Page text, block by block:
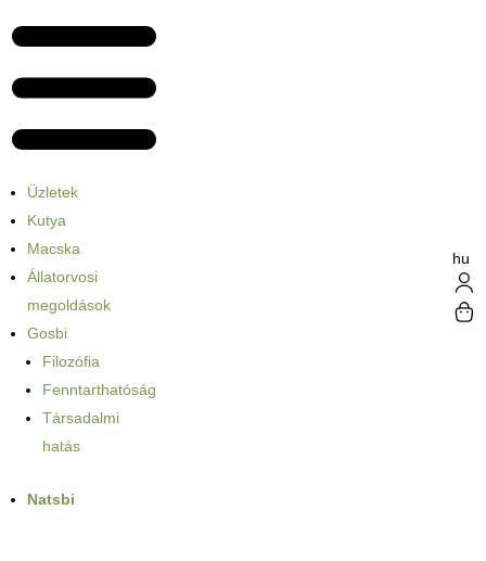
Üzletek
Kutya
Macska
Állatorvosi
megoldások
Gosbi
Filozófia
Fenntarthatóság
Társadalmi
hatás
Natsbi
hu